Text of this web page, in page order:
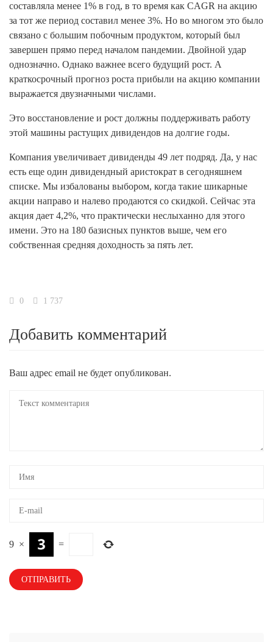
составляла менее 1% в год, в то время как CAGR на акцию
за тот же период составил менее 3%. Но во многом это было
связано с большим побочным продуктом, который был
завершен прямо перед началом пандемии. Двойной удар
однозначно. Однако важнее всего будущий рост. А
краткосрочный прогноз роста прибыли на акцию компании
выражается двузначными числами.
Это восстановление и рост должны поддерживать работу
этой машины растущих дивидендов на долгие годы.
Компания увеличивает дивиденды 49 лет подряд. Да, у нас
есть еще один дивидендный аристократ в сегодняшнем
списке. Мы избалованы выбором, когда такие шикарные
акции направо и налево продаются со скидкой. Сейчас эта
акция дает 4,2%, что практически неслыханно для этого
имени. Это на 180 базисных пунктов выше, чем его
собственная средняя доходность за пять лет.
0 1 737
Добавить комментарий
Ваш адрес email не будет опубликован.
9 × =